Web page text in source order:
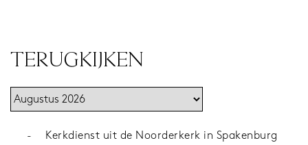
TERUGKIJKEN
-
Kerkdienst uit de Noorderkerk in Spakenburg